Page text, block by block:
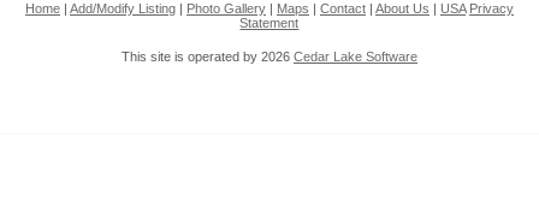
Home| Add/Modify Listing| Photo Gallery| Maps Contact| About Us USA Privacy
Statement
This site is operated by 2026 Cedar Lake Software